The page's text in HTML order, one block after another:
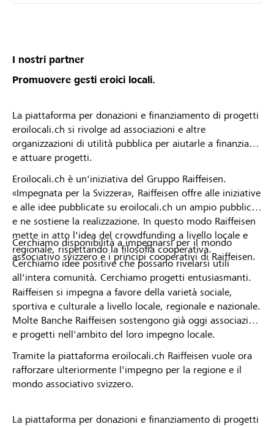
I nostri partner
Promuovere gesti eroici locali.
La piattaforma per donazioni e finanziamento di progetti
eroilocali.ch si rivolge ad associazioni e altre
organizzazioni di utilità pubblica per aiutarle a finanziare
e attuare progetti.
Eroilocali.ch è un'iniziativa del Gruppo Raiffeisen.
«Impegnata per la Svizzera», Raiffeisen offre alle iniziative
e alle idee pubblicate su eroilocali.ch un ampio pubblico
e ne sostiene la realizzazione. In questo modo Raiffeisen
mette in atto l'idea del crowdfunding a livello locale e
regionale, rispettando la filosofia cooperativa.
Cerchiamo idee positive che possano rivelarsi utili
all'intera comunità. Cerchiamo progetti entusiasmanti.
Cerchiamo disponibilità a impegnarsi per il mondo
associativo svizzero e i principi cooperativi di Raiffeisen.
Raiffeisen si impegna a favore della varietà sociale,
sportiva e culturale a livello locale, regionale e nazionale.
Molte Banche Raiffeisen sostengono già oggi associazioni
e progetti nell'ambito del loro impegno locale.
Tramite la piattaforma eroilocali.ch Raiffeisen vuole ora
rafforzare ulteriormente l'impegno per la regione e il
mondo associativo svizzero.
La piattaforma per donazioni e finanziamento di progetti